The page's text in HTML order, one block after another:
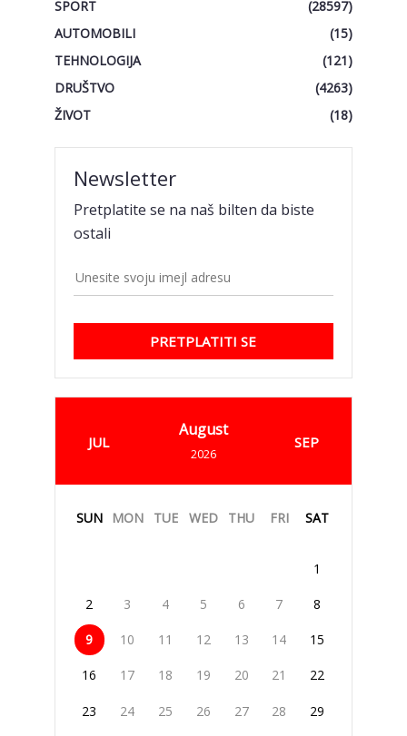
SPORT
(28597)
AUTOMOBILI
(15)
TEHNOLOGIJA
(121)
DRUŠTVO
(4263)
ŽIVOT
(18)
Newsletter
Pretplatite se na naš bilten da biste
ostali
PRETPLATITI SE
JUL
August
2026
SEP
SUN MON TUE WED THU FRI SAT
1
2 3 4 5 6 7 8
9 10 11 12 13 14 15
16 17 18 19 20 21 22
23 24 25 26 27 28 29